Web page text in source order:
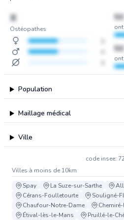
X
Ostéopathes
50
50
Population
Maillage médical
Ville
code insee:
Villes à moins de 10km
Spay
La Suze-sur-Sarthe
Cérans-Foulletourte
Souligné-
Chaufour-Notre-Dame
Étival-lès-le-Mans
Pruillé-le-